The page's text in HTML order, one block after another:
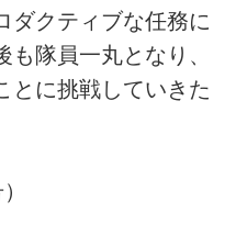
ダクティブな任務に
隊員一丸となり、
とに挑戦していきた